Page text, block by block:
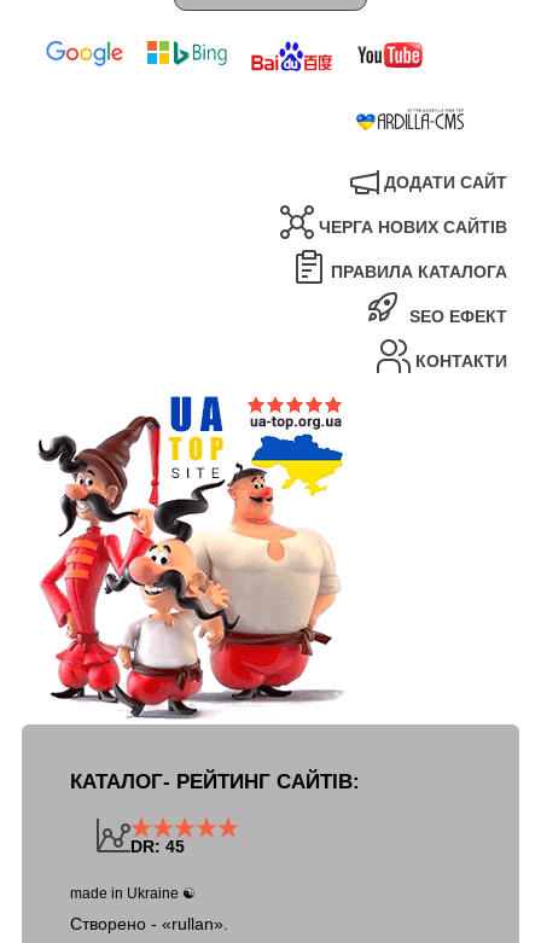
ДОДАТИ САЙТ
ЧЕРГА НОВИХ САЙТІВ
ПРАВИЛА КАТАЛОГА
SEO ЕФЕКТ
КОНТАКТИ
КАТАЛОГ- РЕЙТИНГ САЙТІВ:
DR: 45
made in Ukraine ☯
Створено - «rullan».